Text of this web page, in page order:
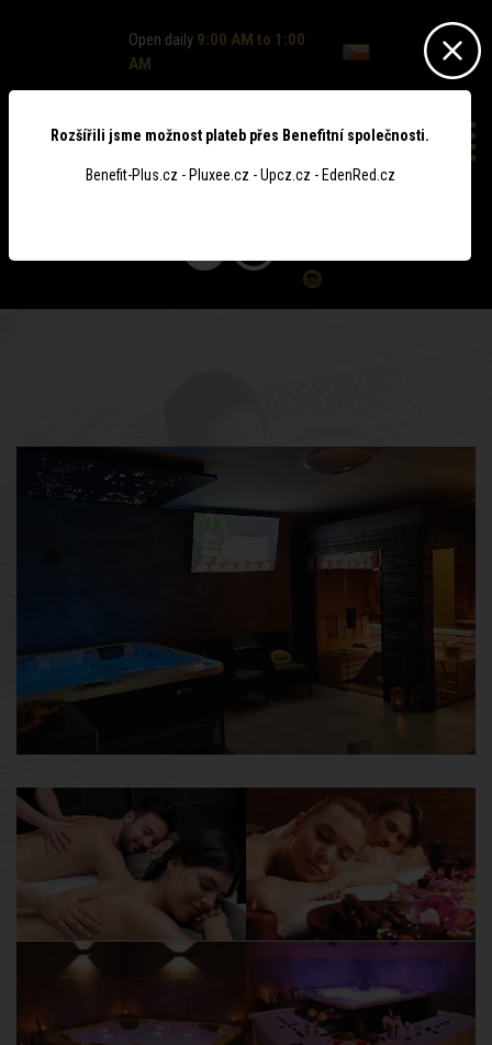
Open daily 9:00 AM to 1:00
AM
Rozšířili jsme možnost plateb přes Benefitní společnosti.
Benefit-Plus.cz - Pluxee.cz - Upcz.cz - EdenRed.cz